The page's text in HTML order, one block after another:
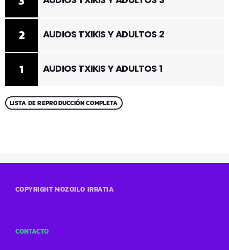
1 AUDIOS TXIKIS Y ADULTOS 1
2 AUDIOS TXIKIS Y ADULTOS 2
LISTA DE REPRODUCCIÓN COMPLETA
COPYRIGHT MOZOILO IRRATIA
CONTACTO